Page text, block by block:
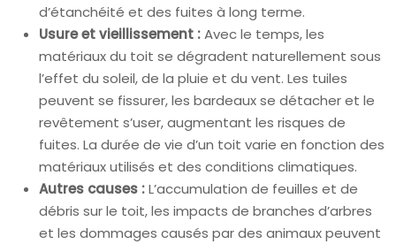
d’étanchéité et des fuites à long terme.
Usure et vieillissement :Avec le temps, les
matériaux du toit se dégradent naturellement sous
l’effet du soleil, de la pluie et du vent. Les tuiles
peuvent se fissurer, les bardeaux se détacher et le
revêtement s’user, augmentant les risques de
fuites. La durée de vie d’un toit varie en fonction des
matériaux utilisés et des conditions climatiques.
Autres causes :L’accumulation de feuilles et de
débris sur le toit, les impacts de branches d’arbres
et les dommages causés par des animaux peuvent